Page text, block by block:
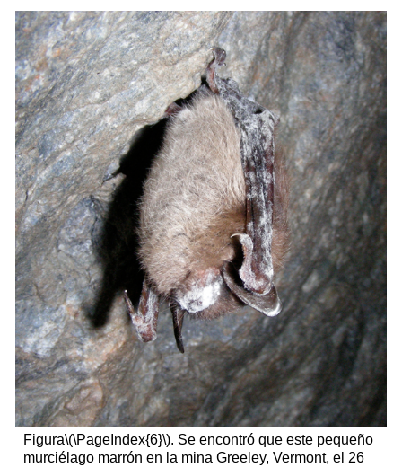
Figura\(\PageIndex{6}\). Se encontró que este pequeño
murciélago marrón en la mina Greeley, Vermont, el 26